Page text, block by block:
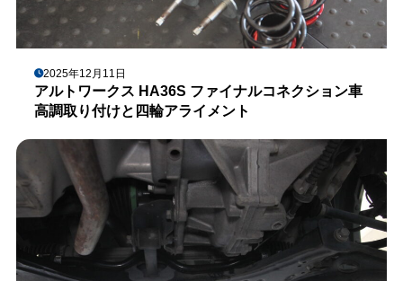
2025年12月11日
アルトワークス HA36S ファイナルコネクション車
高調取り付けと四輪アライメント